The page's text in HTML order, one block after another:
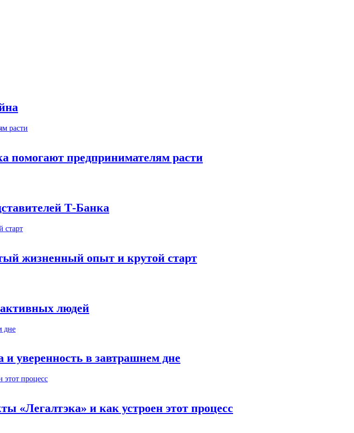
предпринимателям расти
Т-Банка
жизненный опыт и крутой старт
людей
уверенность в завтрашнем дне
«Легалтэка» и как устроен этот процесс